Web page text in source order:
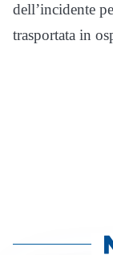
dell’incidente
trasportata in